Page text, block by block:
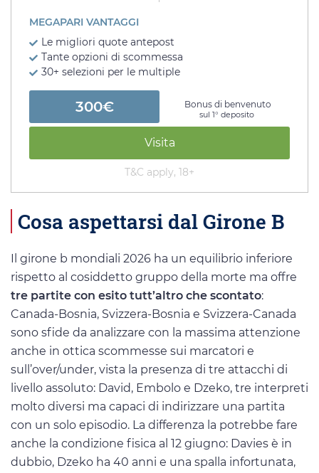
MEGAPARI VANTAGGI
Le migliori quote antepost
Tante opzioni di scommessa
30+ selezioni per le multiple
300€ Bonus di benvenuto
sul 1° deposito
Visita
T&C apply, 18+
Cosa aspettarsi dal Girone B
Il girone b mondiali 2026 ha un equilibrio inferiore
rispetto al cosiddetto gruppo della morte ma offre
tre partite con esito tutt’altro che scontato:
Canada-Bosnia, Svizzera-Bosnia e Svizzera-Canada
sono sfide da analizzare con la massima attenzione
anche in ottica scommesse sui marcatori e
sull’over/under, vista la presenza di tre attacchi di
livello assoluto: David, Embolo e Dzeko, tre interpreti
molto diversi ma capaci di indirizzare una partita
con un solo episodio. La differenza la potrebbe fare
anche la condizione fisica al 12 giugno: Davies è in
dubbio, Dzeko ha 40 anni e una spalla infortunata,